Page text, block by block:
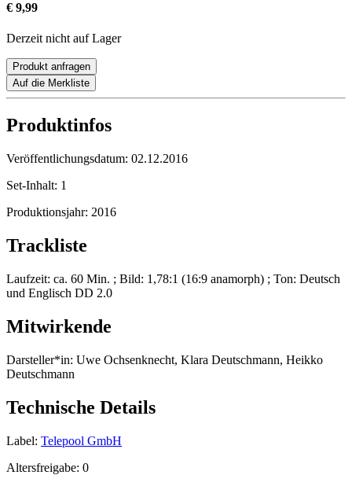
€ 9,99
Derzeit nicht auf Lager
Produkt anfragen
Auf die Merkliste
Produktinfos
Veröffentlichungsdatum: 02.12.2016
Set-Inhalt: 1
Produktionsjahr: 2016
Trackliste
Laufzeit: ca. 60 Min. ; Bild: 1,78:1 (16:9 anamorph) ; Ton: Deutsch
und Englisch DD 2.0
Mitwirkende
Darsteller*in: Uwe Ochsenknecht, Klara Deutschmann, Heikko
Deutschmann
Technische Details
Label: Telepool GmbH
Altersfreigabe: 0